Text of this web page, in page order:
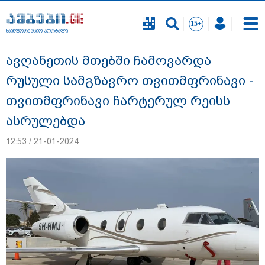
საინფორმაციო პორტალი
"ნია იმნაძის სახლში ფარული მოსასმენი
იყო დამონტაჟებული, "მეტასთანაც"
თანამშრომლობდა პროკურატურა" - რა
დეტალებზე საუბრობს პროკურატურა
საინფორმაციო პორტალი
ავღანეთის მთებში ჩამოვარდა
რუსული სამგზავრო თვითმფრინავი -
თვითმფრინავი ჩარტერულ რეისს
ასრულებდა
12:53 / 21-01-2024